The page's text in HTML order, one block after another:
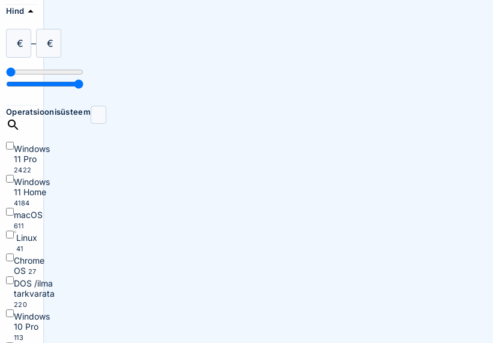
Hind
€ – €
Operatsioonisüsteem
Windows
11 Pro
2422
Windows
11 Home
4184
macOS
611
Linux
41
Chrome
OS 27
DOS /ilma
tarkvarata
220
Windows
10 Pro
113